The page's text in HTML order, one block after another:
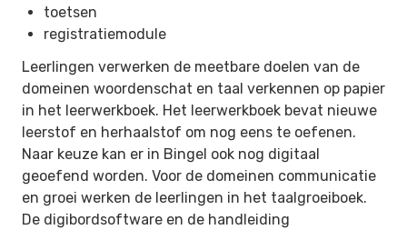
toetsen
registratiemodule
Leerlingen verwerken de meetbare doelen van de
domeinen woordenschat en taal verkennen op papier
in het leerwerkboek. Het leerwerkboek bevat nieuwe
leerstof en herhaalstof om nog eens te oefenen.
Naar keuze kan er in Bingel ook nog digitaal
geoefend worden. Voor de domeinen communicatie
en groei werken de leerlingen in het taalgroeiboek.
De digibordsoftware en de handleiding